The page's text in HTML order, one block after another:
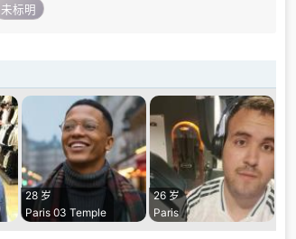
未标明
28 岁
Paris 03 Temple
26 岁
Paris